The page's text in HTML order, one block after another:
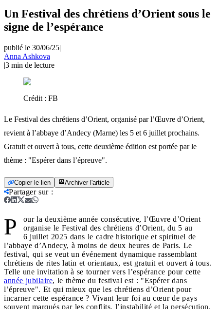
Un Festival des chrétiens d’Orient sous le
signe de l’espérance
publié le 30/06/25|
Anna Ashkova
|3 min de lecture
Crédit : FB
Le Festival des chrétiens d’Orient, organisé par l’Œuvre d’Orient,
revient à l’abbaye d’Andecy (Marne) les 5 et 6 juillet prochains.
Gratuit et ouvert à tous, cette deuxième édition est portée par le
thème : "Espérer dans l’épreuve".
Copier le lien Archiver l'article
Partager sur:
P
our la deuxième année consécutive, l’Œuvre d’Orient
organise le Festival des chrétiens d’Orient, du 5 au
6 juillet 2025 dans le cadre historique et spirituel de
l’abbaye d’Andecy, à moins de deux heures de Paris. Le
festival, qui se veut un événement dynamique rassemblant
chrétiens de rites latin et orientaux, est gratuit et ouvert à tous.
Telle une invitation à se tourner vers l’espérance pour cette
année jubilaire, le thème du festival est : "Espérer dans
l’épreuve". Et qui mieux que les chrétiens d’Orient pour
incarner cette espérance ? Vivant leur foi au cœur de pays
souvent marqués par les conflits, l’instabilité et la persécution,